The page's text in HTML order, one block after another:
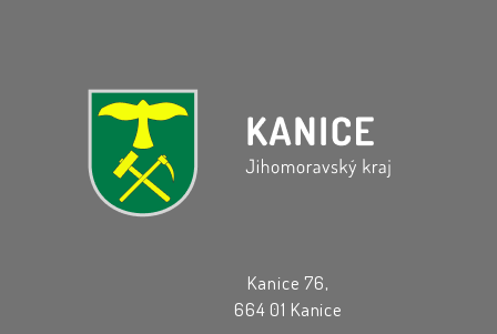
Kanice 76,
664 01 Kanice